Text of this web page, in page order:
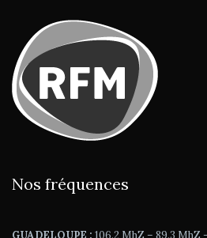
Nos fréquences